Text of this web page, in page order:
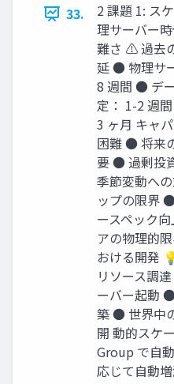
33.
2 課題 1: ス
理サーバー
難さ ⚠️ 過去
延 ● 物理サ
8 週間 ● デ
定： 1-2 週
3 ヶ月 キャ
困難 ● 将来
要 ● 過剰投
季節変動へ
ップの限界
ースペック
アの物理的
おける開発
リソース調
ーバー起動
築 ● 世界中
開 動的スケ
Group で自
応じて自動